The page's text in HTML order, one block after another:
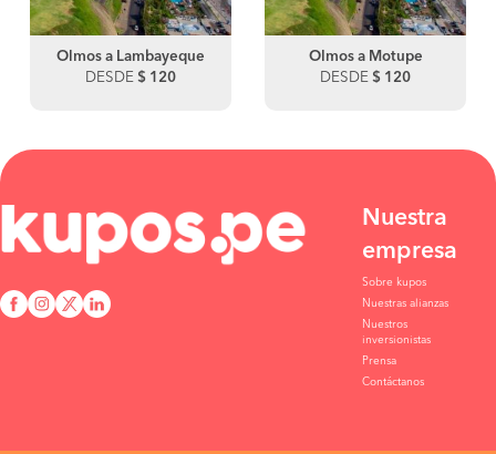
Olmos a Lambayeque
DESDE $ 120
Olmos a Motupe
DESDE $ 120
Nuestra
empresa
Sobre kupos
Nuestras alianzas
Nuestros
inversionistas
Prensa
Contáctanos